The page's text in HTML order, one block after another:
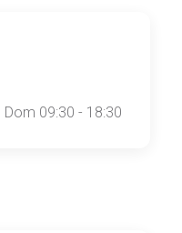
Dom 09:30 - 18:30